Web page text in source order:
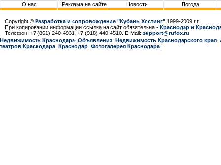
О нас Реклама на сайте Новости Погода
Copyright © Разработка и сопровождение "Кубань Хостинг" 1999-2009 г.г.
При копировании информации ссылка на сайт обязятельна - Краснодар и
Телефон: +7 (861) 240-4931, +7 (918) 440-4510. E-Mail: support@rufox.ru
Недвижимость Краснодара Объявления Недвижимость Краснодарcкого края
театров Краснодара Краснодар Фотогалерея Краснодара